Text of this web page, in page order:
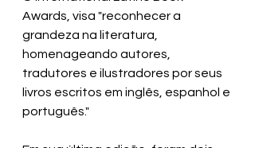
Awards, visa "reconhecer a
grandeza na literatura,
homenageando autores,
tradutores e ilustradores por seus
livros escritos em inglês, espanhol e
português."